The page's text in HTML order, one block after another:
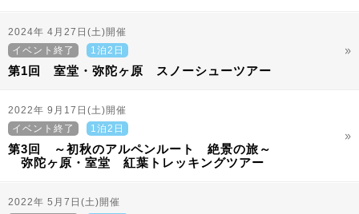
2024年 4月27日(土)開催
イベント終了
1泊2日
第1回 室堂・弥陀ヶ原 スノーシューツアー
2022年 9月17日(土)開催
イベント終了
1泊2日
第3回 ～初秋のアルペンルート 絶景の旅～
弥陀ヶ原・室堂 紅葉トレッキングツアー
2022年 5月7日(土)開催